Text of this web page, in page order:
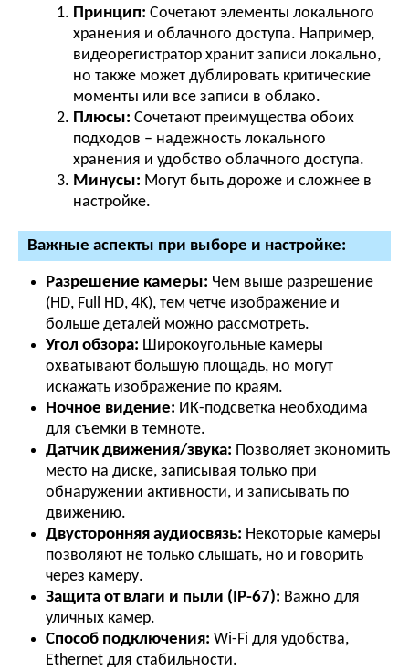
Принцип: Сочетают элементы локального
хранения и облачного доступа. Например,
видеорегистратор хранит записи локально,
но также может дублировать критические
моменты или все записи в облако.
Плюсы: Сочетают преимущества обоих
подходов – надежность локального
хранения и удобство облачного доступа.
Минусы: Могут быть дороже и сложнее в
настройке.
Важные аспекты при выборе и настройке:
Разрешение камеры: Чем выше разрешение
(HD, Full HD, 4K), тем четче изображение и
больше деталей можно рассмотреть.
Угол обзора: Широкоугольные камеры
охватывают большую площадь, но могут
искажать изображение по краям.
Ночное видение: ИК-подсветка необходима
для съемки в темноте.
Датчик движения/звука: Позволяет экономить
место на диске, записывая только при
обнаружении активности, и записывать по
движению.
Двусторонняя аудиосвязь: Некоторые камеры
позволяют не только слышать, но и говорить
через камеру.
Защита от влаги и пыли (IP-67): Важно для
уличных камер.
Способ подключения: Wi-Fi для удобства,
Ethernet для стабильности.